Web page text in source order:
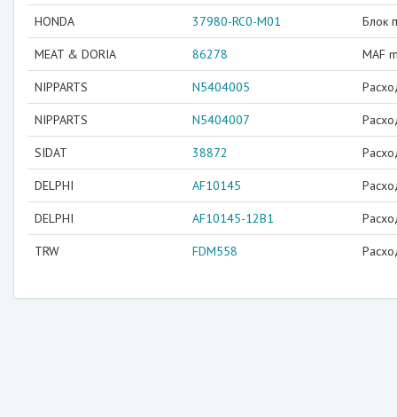
HONDA 37980-RC0-M01 Блок
MEAT & DORIA 86278 MAF
NIPPARTS N5404005
NIPPARTS N5404007
SIDAT 38872
DELPHI AF10145
DELPHI AF10145-12B1
TRW FDM558